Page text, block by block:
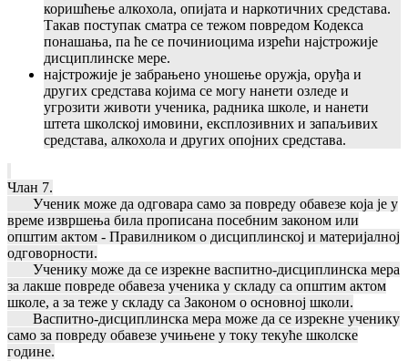
коришћење алкохола, опијата и наркотичних средстава.
Такав поступак сматра се тежом повредом Кодекса
понашања, па ће се починиоцима изрећи најстрожије
дисциплинске мере.
најстрожије је забрањено уношење оружја, оруђа и
других средстава којима се могу нанети озледе и
угрозити животи ученика, радника школе, и нанети
штета школској имовини, експлозивних и запаљивих
средстава, алкохола и других опојних средстава.
Члан 7.
Ученик може да одговара само за повреду обавезе која је у
време извршења била прописана посебним законом или
општим актом - Правилником о дисциплинској и материјалној
одговорности.
Ученику може да се изрекне васпитно-дисциплинска мера
за лакше повреде обавеза ученика у складу са општим актом
школе, а за теже у складу са Законом о основној школи.
Васпитно-дисциплинска мера може да се изрекне ученику
само за повреду обавезе учињене у току текуће школске
године.